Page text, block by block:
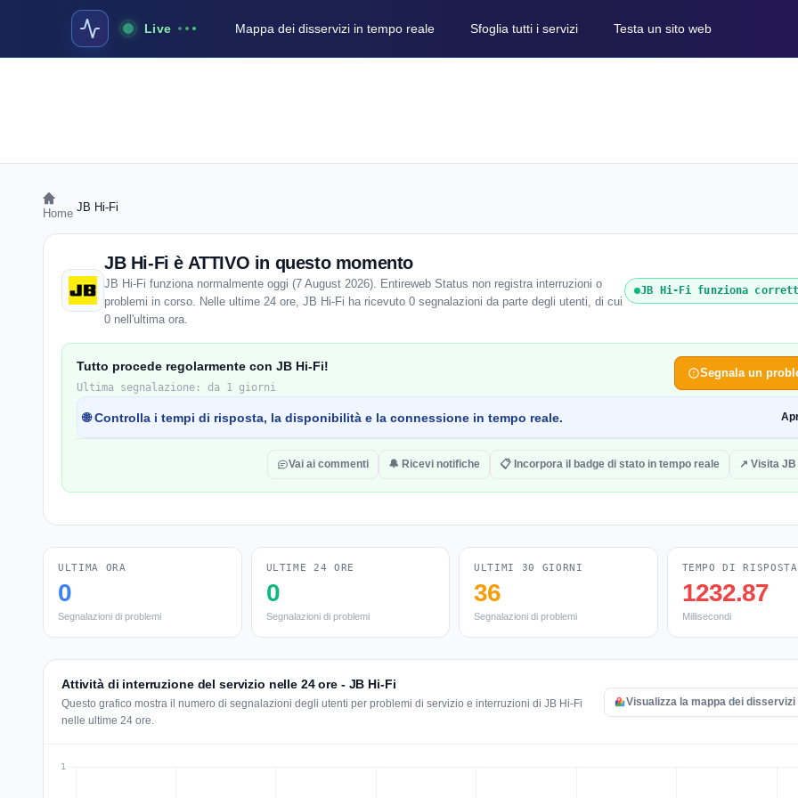
Live Mappa dei disservizi in tempo reale Sfoglia tutti i servizi Testa un sito web
Home JB Hi-Fi
JB Hi-Fi è ATTIVO in questo momento
JB Hi-Fi funziona normalmente oggi (7 August 2026). Entireweb Status non registra interruzioni o
problemi in corso. Nelle ultime 24 ore, JB Hi-Fi ha ricevuto 0 segnalazioni da parte degli utenti, di cui
0 nell'ultima ora.
JB Hi-Fi funziona
Tutto procede regolarmente con JB Hi-Fi!
Ultima segnalazione: da 1 giorni
Segnala un
🌐 Controlla i tempi di risposta, la disponibilità e la connessione in tempo reale.
Vai ai commenti 🔔 Ricevi notifiche 📋 Incorpora il badge di stato in tempo reale ↗ Visita JB
ULTIMA ORA
0
Segnalazioni di problemi
ULTIME 24 ORE
0
Segnalazioni di problemi
ULTIMI 30 GIORNI
36
Segnalazioni di problemi
TEMPO DI RISPOSTA
1232.87
Millisecondi
Attività di interruzione del servizio nelle 24 ore - JB Hi-Fi
Questo grafico mostra il numero di segnalazioni degli utenti per problemi di servizio e interruzioni di JB Hi-Fi
nelle ultime 24 ore.
Visualizza la mappa dei disservizi